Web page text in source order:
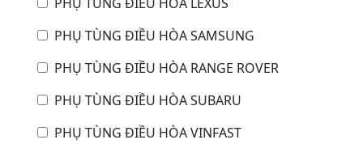
PHỤ TÙNG ĐIỀU HÒA SAMSUNG
PHỤ TÙNG ĐIỀU HÒA RANGE ROVER
PHỤ TÙNG ĐIỀU HÒA SUBARU
PHỤ TÙNG ĐIỀU HÒA VINFAST